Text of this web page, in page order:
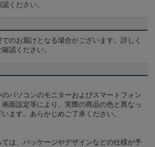
ください。
のお届けとなる場合がございます。詳しく
確認ください。
パソコンのモニターおよびスマートフォン
面設定等により、実際の商品の色と異なっ
ます。あらかじめご了承ください。
は、パッケージやデザインなどの仕様が予